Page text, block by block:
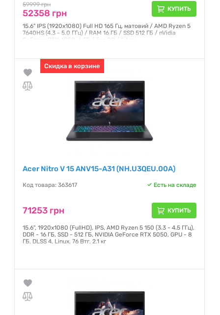
59999 грн
52358 грн КУПИТЬ
15.6" IPS (1920x1080) Full HD 165 Гц, матовий / AMD Ryzen 5
7640HS (4.3 - 5.0 ГГц) / RAM 16 ГБ / SSD 512 ГБ / nVidia
GeForce RTX 4050, 6 ГБ / без ОС / 2.1 кг
Скидка в корзине
Acer Nitro V 15 ANV15-A31 (NH.U3QEU.00A)
Код товара: 363617 Есть на складе
71253 грн КУПИТЬ
15.6", 1920х1080 (FullHD), IPS, AMD Ryzen 5 150 (3.3 - 4.5 ГГц),
DDR - 16 ГБ, SSD - 512 ГБ, NVIDIA GeForce RTX 5050, GPU - 8
ГБ, DLSS 4, Linux, 76 Втг, 2.1 кг